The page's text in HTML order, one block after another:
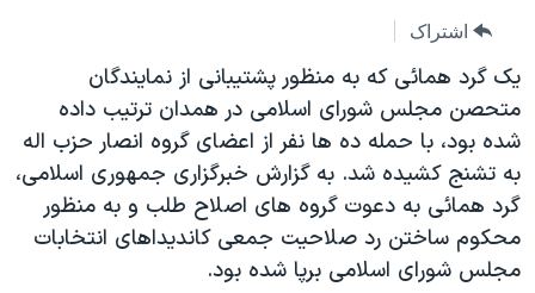
صفحه
جهش
به
جستجو
جهان
ورزشی
گزیده‌ها
ویژه برنامه‌ها
ویدیوها
فرهنگ و زندگی
حقوق شهروندی
صفحه‌های ویژه
جام جهانی ۲۰۲۶
عملیات خشم حماسی
۲۵۰سالگی آمریکا
بایگانی برنامه‌های تلویزیونی
مستندها
انتخابات ریاست جمهوری آمریکا ۲۰۲۴
فرکانس‌های صدای آمریکا
پخش رادیویی
یادگیری زبان انگلیسی
دنبال کنید
اشتراک
يک گرد همائی که به منظور پشتيبانی از نمايندگان
متحصن مجلس شورای اسلامی در همدان ترتيب داده
شده بود، با حمله ده ها نفر از اعضای گروه انصار حزب اله
به تشنج کشيده شد. به گزارش خبرگزاری جمهوری اسلامی،
گرد همائی به دعوت گروه های اصلاح طلب و به منظور
محکوم ساختن رد صلاحيت جمعی کانديداهای انتخابات
مجلس شورای اسلامی برپا شده بود.